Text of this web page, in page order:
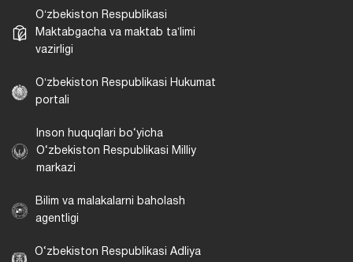
Oʻzbekiston Respublikasi
Maktabgacha va maktab taʼlimi
vazirligi
Oʻzbekiston Respublikasi Hukumat
portali
Inson huquqlari bo‘yicha
O‘zbekiston Respublikasi Milliy
markazi
Bilim va malakalarni baholash
agentligi
O‘zbekiston Respublikasi Adliya